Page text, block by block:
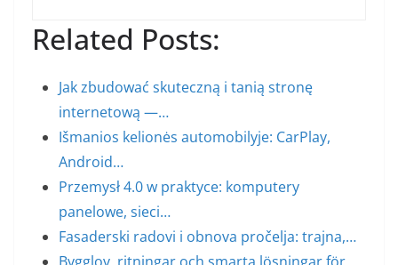
Related Posts:
Jak zbudować skuteczną i tanią stronę
internetową —…
Išmanios kelionės automobilyje: CarPlay,
Android…
Przemysł 4.0 w praktyce: komputery
panelowe, sieci…
Fasaderski radovi i obnova pročelja: trajna,…